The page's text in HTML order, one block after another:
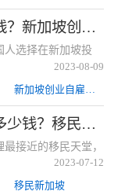
去新加坡移民多少钱？新加坡创业自雇移民所需费用、材料以及要求去新加坡移民多少钱？新加坡创业自雇移民所需费用、材料以及要求
人选择在新加坡投
2023-08-09
办新加坡绿卡需要多少钱？移民新加坡所需费用详解办新加坡绿卡需要多少钱？移民新加坡所需费用详解
接近的移民天堂，
2023-07-12
移民新加坡